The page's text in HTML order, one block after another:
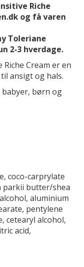
Riche
og få varen
Toleriane
2-3 hverdage.
Riche Cream er en
ansigt og hals.
børn og
coco-carprylate
parkii butter/shea
aluminium
pentylene
cetearyl alcohol,
acid,